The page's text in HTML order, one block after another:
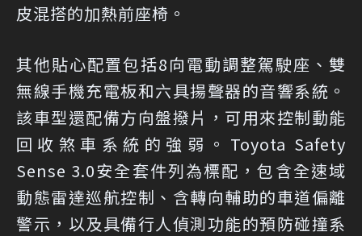
皮混搭的加熱前座椅。
其他貼心配置包括8向電動調整駕駛座、雙
無線手機充電板和六具揚聲器的音響系統。
該車型還配備方向盤撥片，可用來控制動能
回收煞車系統的強弱。Toyota Safety
Sense 3.0安全套件列為標配，包含全速域
動態雷達巡航控制、含轉向輔助的車道偏離
警示，以及具備行人偵測功能的預防碰撞系